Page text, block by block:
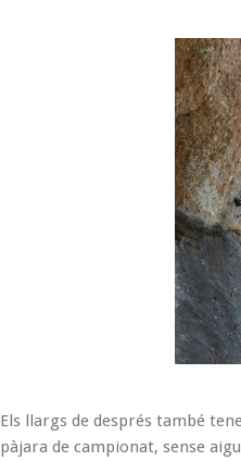
Els llargs de després també
pàjara de campionat, sense